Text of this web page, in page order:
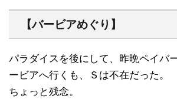
【バービアめぐり】
パラダイスを後にして、昨晩ペイバ
ービアへ行くも、Ｓは不在だった。
ちょっと残念。